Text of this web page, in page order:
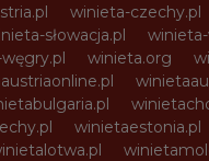
winieta-czechy.pl
słowacja.pl
winieta.org
winietaestonia.pl